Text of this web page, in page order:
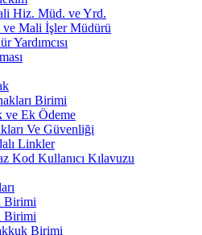
Hiz. Müd. ve Yrd.
ve Mali İşler Müdürü
Yardımcısı
Birimi
ve Ek Ödeme
Ve Güvenliği
Linkler
Kod Kullanıcı Kılavuzu
Birimi
Birimi
Birimi